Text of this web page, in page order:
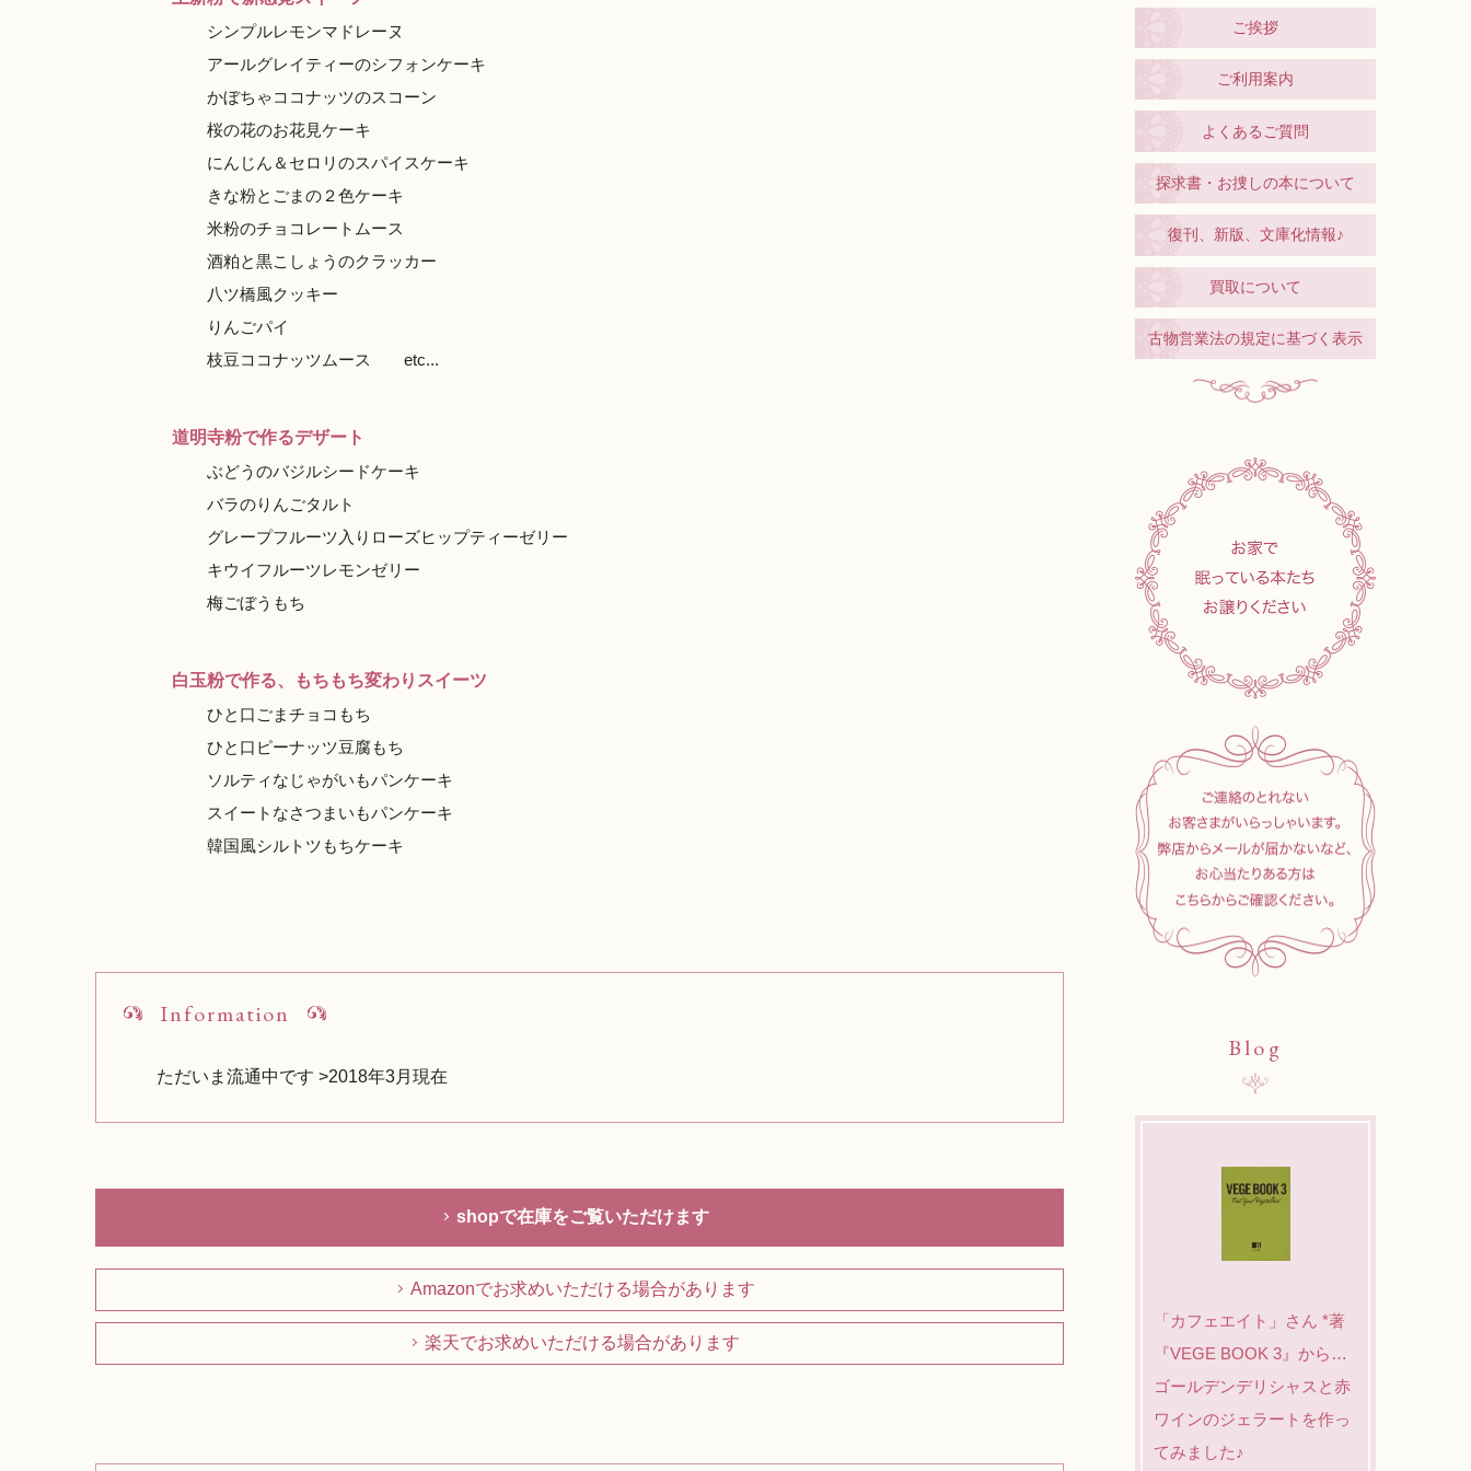
シンプルレモンマドレーヌ
アールグレイティーのシフォンケーキ
かぼちゃココナッツのスコーン
桜の花のお花見ケーキ
にんじん＆セロリのスパイスケーキ
きな粉とごまの２色ケーキ
米粉のチョコレートムース
酒粕と黒こしょうのクラッカー
八ツ橋風クッキー
りんごパイ
枝豆ココナッツムース etc...
道明寺粉で作るデザート
ぶどうのバジルシードケーキ
バラのりんごタルト
グレープフルーツ入りローズヒップティーゼリー
キウイフルーツレモンゼリー
梅ごぼうもち
白玉粉で作る、もちもち変わりスイーツ
ひと口ごまチョコもち
ひと口ピーナッツ豆腐もち
ソルティなじゃがいもパンケーキ
スイートなさつまいもパンケーキ
韓国風シルトツもちケーキ
Information
ただいま流通中です >2018年3月現在
shopで在庫をご覧いただけます
Amazonでお求めいただける場合があります
楽天でお求めいただける場合があります
ご挨拶
ご利用案内
よくあるご質問
探求書・お捜しの本について
復刊、新版、文庫化情報♪
買取について
古物営業法の規定に基づく表示
Blog
「カフェエイト」さん *著
『VEGE BOOK 3』から…
ゴールデンデリシャスと赤
ワインのジェラートを作っ
てみました♪